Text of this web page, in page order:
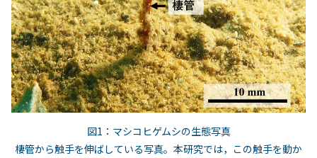
図1：マシコヒゲムシの生態写真
棲管から触手を伸ばしている写真。本研究では，この触手を動か